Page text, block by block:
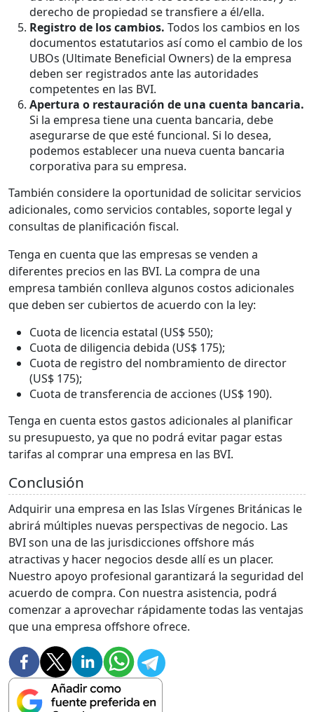
derecho de propiedad se transfiere a él/ella.
Registro de los cambios. Todos los cambios en los
documentos estatutarios así como el cambio de los
UBOs (Ultimate Beneficial Owners) de la empresa
deben ser registrados ante las autoridades
competentes en las BVI.
Apertura o restauración de una cuenta bancaria.
Si la empresa tiene una cuenta bancaria, debe
asegurarse de que esté funcional. Si lo desea,
podemos establecer una nueva cuenta bancaria
corporativa para su empresa.
También considere la oportunidad de solicitar servicios
adicionales, como servicios contables, soporte legal y
consultas de planificación fiscal.
Tenga en cuenta que las empresas se venden a
diferentes precios en las BVI. La compra de una
empresa también conlleva algunos costos adicionales
que deben ser cubiertos de acuerdo con la ley:
Cuota de licencia estatal (US$ 550);
Cuota de diligencia debida (US$ 175);
Cuota de registro del nombramiento de director
(US$ 175);
Cuota de transferencia de acciones (US$ 190).
Tenga en cuenta estos gastos adicionales al planificar
su presupuesto, ya que no podrá evitar pagar estas
tarifas al comprar una empresa en las BVI.
Conclusión
Adquirir una empresa en las Islas Vírgenes Británicas le
abrirá múltiples nuevas perspectivas de negocio. Las
BVI son una de las jurisdicciones offshore más
atractivas y hacer negocios desde allí es un placer.
Nuestro apoyo profesional garantizará la seguridad del
acuerdo de compra. Con nuestra asistencia, podrá
comenzar a aprovechar rápidamente todas las ventajas
que una empresa offshore ofrece.